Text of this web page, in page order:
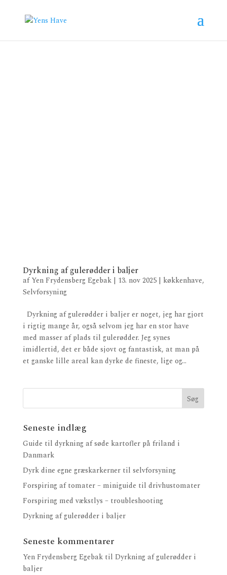
Dyrkning af gulerødder i baljer
afYen Frydensberg Egebak| 13. nov 2025| køkkenhave,
Selvforsyning
Dyrkning af gulerødder i baljer er noget, jeg har gjort
i rigtig mange år, også selvom jeg har en stor have
med masser af plads til gulerødder. Jeg synes
imidlertid, det er både sjovt og fantastisk, at man på
et ganske lille areal kan dyrke de fineste, lige og...
Seneste indlæg
Guide til dyrkning af søde kartofler på friland i
Danmark
Dyrk dine egne græskarkerner til selvforsyning
Forspiring af tomater – miniguide til drivhustomater
Forspiring med vækstlys – troubleshooting
Dyrkning af gulerødder i baljer
Seneste kommentarer
Yen Frydensberg Egebaktil Dyrkning af gulerødder i
baljer